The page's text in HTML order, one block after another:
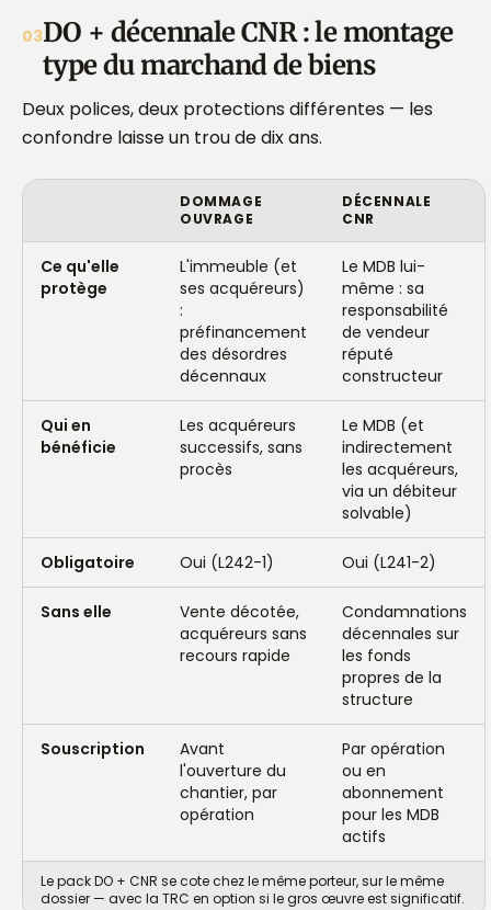
03DO + décennale CNR : le montage
type du marchand de biens
Deux polices, deux protections différentes — les
confondre laisse un trou de dix ans.
DOMMAGE
OUVRAGE
DÉCENNALE
CNR
Ce qu'elle
protège
L'immeuble (et
ses acquéreurs)
:
préfinancement
des désordres
décennaux
Le MDB lui-
même : sa
responsabilité
de vendeur
réputé
constructeur
Qui en
bénéficie
Les acquéreurs
successifs, sans
procès
Le MDB (et
indirectement
les acquéreurs,
via un débiteur
solvable)
Obligatoire Oui (L242-1) Oui (L241-2)
Sans elle
Vente décotée,
acquéreurs sans
recours rapide
Condamnations
décennales sur
les fonds
propres de la
structure
Souscription
Avant
l'ouverture du
chantier, par
opération
Par opération
ou en
abonnement
pour les MDB
actifs
Le pack DO + CNR se cote chez le même porteur, sur le même
dossier — avec la TRC en option si le gros œuvre est significatif.